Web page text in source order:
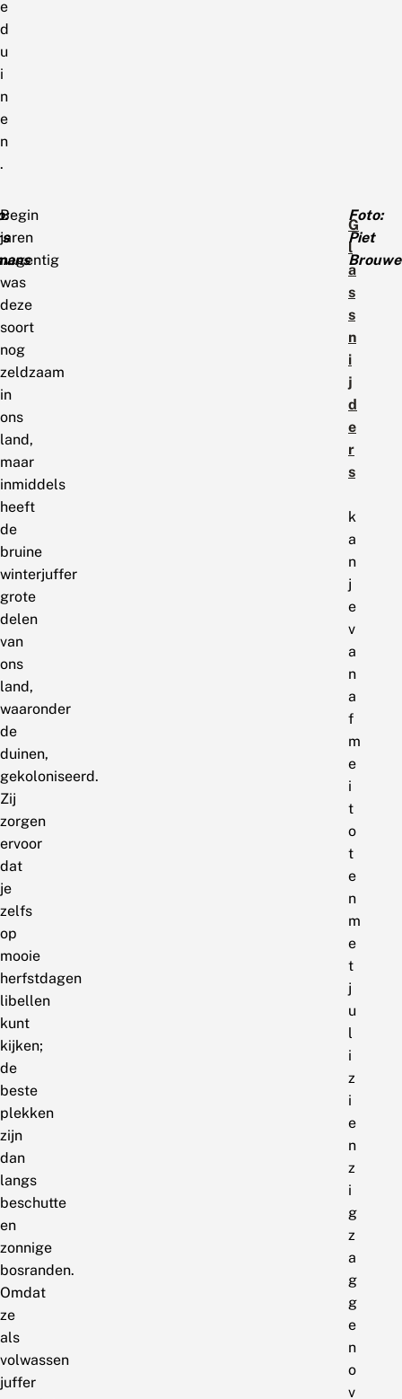
e
d
u
i
n
e
n
.
Begin
jaren
negentig
was
deze
soort
nog
zeldzaam
in
ons
land,
maar
inmiddels
heeft
de
bruine
winterjuffer
grote
delen
van
ons
land,
waaronder
de
duinen,
gekoloniseerd.
Zij
zorgen
ervoor
dat
je
zelfs
op
mooie
herfstdagen
libellen
kunt
kijken;
de
beste
plekken
zijn
dan
langs
beschutte
en
zonnige
bosranden.
Omdat
ze
als
volwassen
juffer
G
l
a
s
s
n
i
j
d
e
r
s
k
a
n
j
e
v
a
n
a
f
m
e
i
t
o
t
e
n
m
e
t
j
u
l
i
z
i
e
n
z
i
g
z
a
g
g
e
n
o
v
Foto:
Piet